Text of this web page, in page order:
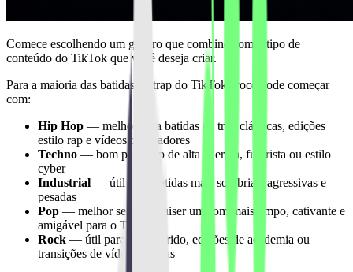
Comece escolhendo um gênero que combine com o tipo de
conteúdo do TikTok que você deseja criar.
Para a maioria das batidas de trap do TikTok, você pode começar
com:
Hip Hop — melhor para batidas de trap clássicas, edições
estilo rap e vídeos de criadores
Techno — bom para trap de alta energia, futurista ou estilo
cyber
Industrial — útil para batidas mais sombrias, agressivas e
pesadas
Pop — melhor se você quiser um som mais limpo, cativante e
amigável para o TikTok
Rock — útil para trap híbrido, edições de academia ou
transições de vídeo intensas